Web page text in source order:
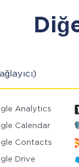
Analytics
Calendar
Contacts
Drive